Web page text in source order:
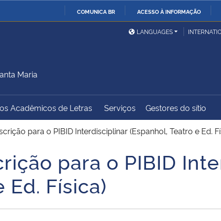
COMUNICA BR ACESSO À INFORMAÇÃO
Ministério da Defesa
Ministério das Relações
Exteriores
Ministério do
Desenvolvimento Regional
Controladoria-Geral da
União
Advocacia-Geral da União Banco Central do Brasil
LANGUAGES
Maria
Acadêmicos de Letras Serviços Gestores do sítio
para o PIBID Interdisciplinar (Espanhol, Teatro e Ed.
para o PIBID
Ed. Física)